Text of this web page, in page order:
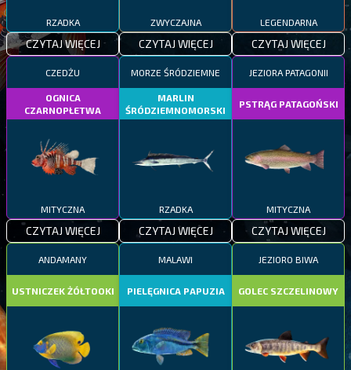
RZADKA
CZYTAJ WIĘCEJ
ZWYCZAJNA
CZYTAJ WIĘCEJ
LEGENDARNA
CZYTAJ WIĘCEJ
CZEDŻU
OGNICA
CZARNOPŁETWA
MITYCZNA
CZYTAJ WIĘCEJ
MORZE ŚRÓDZIEMNE
MARLIN
ŚRÓDZIEMNOMORSKI
RZADKA
CZYTAJ WIĘCEJ
JEZIORA PATAGONII
PSTRĄG PATAGOŃSKI
MITYCZNA
CZYTAJ WIĘCEJ
ANDAMANY
USTNICZEK ŻÓŁTOOKI
MALAWI
PIELĘGNICA PAPUZIA
JEZIORO BIWA
GOLEC SZCZELINOWY